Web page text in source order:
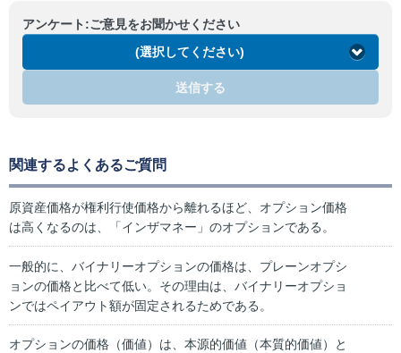
アンケート:ご意見をお聞かせください
(選択してください)
送信する
関連するよくあるご質問
原資産価格が権利行使価格から離れるほど、オプション価格
は高くなるのは、「インザマネー」のオプションである。
一般的に、バイナリーオプションの価格は、プレーンオプシ
ョンの価格と比べて低い。その理由は、バイナリーオプショ
ンではペイアウト額が固定されるためである。
オプションの価格（価値）は、本源的価値（本質的価値）と